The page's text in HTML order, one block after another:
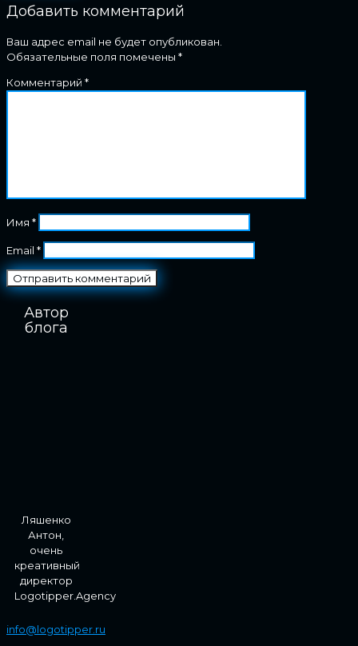
Добавить комментарий
Ваш адрес email не будет опубликован.
Обязательные поля помечены *
Комментарий *
Имя *
Email *
Автор
блога
Ляшенко
Антон,
очень
креативный
директор
Logotipper.Agency
info@logotipper.ru